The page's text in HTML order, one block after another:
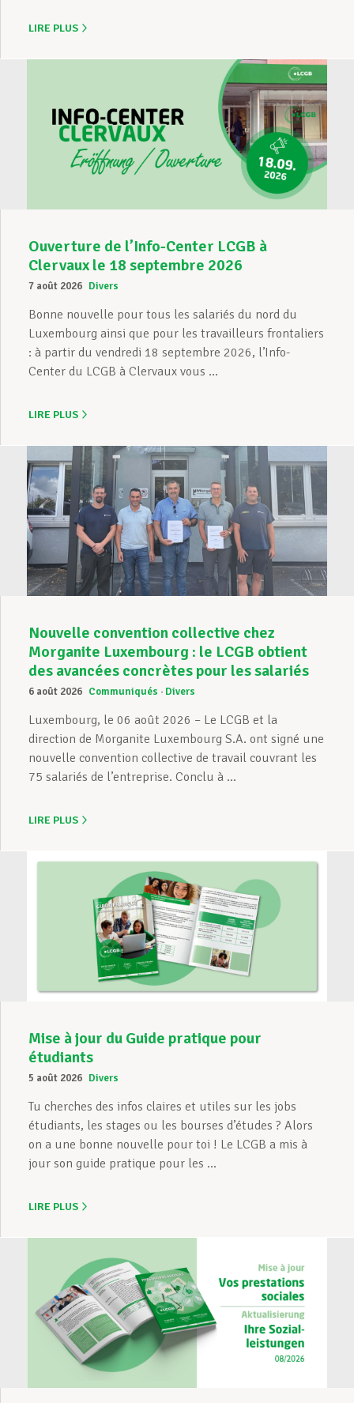
LIRE PLUS
Ouverture de l’Info-Center LCGB à
Clervaux le 18 septembre 2026
7 août 2026 Divers
Bonne nouvelle pour tous les salariés du nord du
Luxembourg ainsi que pour les travailleurs frontaliers
: à partir du vendredi 18 septembre 2026, l’Info-
Center du LCGB à Clervaux vous ...
LIRE PLUS
Nouvelle convention collective chez
Morganite Luxembourg : le LCGB obtient
des avancées concrètes pour les salariés
6 août 2026 Communiqués Divers
Luxembourg, le 06 août 2026 – Le LCGB et la
direction de Morganite Luxembourg S.A. ont signé une
nouvelle convention collective de travail couvrant les
75 salariés de l’entreprise. Conclu à ...
LIRE PLUS
Mise à jour du Guide pratique pour
étudiants
5 août 2026 Divers
Tu cherches des infos claires et utiles sur les jobs
étudiants, les stages ou les bourses d’études ? Alors
on a une bonne nouvelle pour toi ! Le LCGB a mis à
jour son guide pratique pour les ...
LIRE PLUS